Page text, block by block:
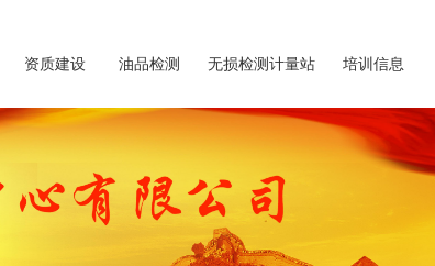
资质建设 油品检测 无损检测计量站 培训信息